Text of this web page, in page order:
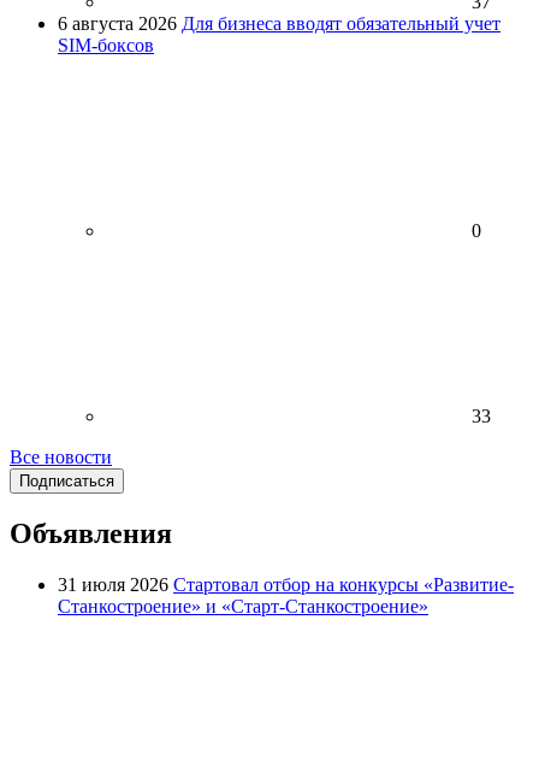
6 августа 2026 Для бизнеса вводят обязательный учет
SIM-боксов
0
33
Все новости
Подписаться
Объявления
31 июля 2026 Стартовал отбор на конкурсы «Развитие-
Станкостроение» и «Старт-Станкостроение»